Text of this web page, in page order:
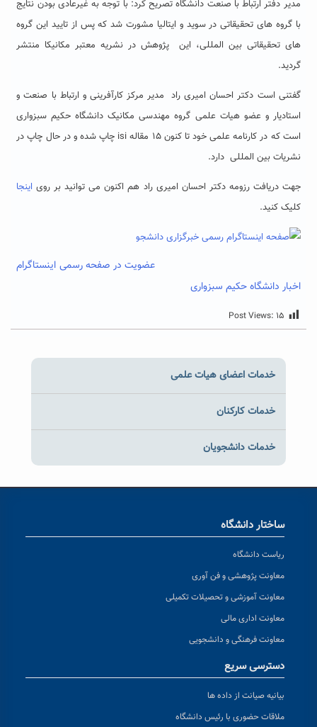
مدیر دفتر ارتباط با صنعت دانشگاه تصریح کرد: با توجه به غیرعادی بودن نتایج
با گروه های تحقیقاتی در سوید و ایتالیا مشورت شد که پس از تایید این گروه
های تحقیقاتی بین المللی، این پژوهش در نشریه معتبر مکانیکا منتشر
گردید.
گفتنی است دکتر احسان امیری راد مدیر مرکز کارآفرینی و ارتباط با صنعت و
استادیار و عضو هیات علمی گروه مهندسی مکانیک دانشگاه حکیم سبزواری
است که در کارنامه علمی خود تا کنون ١۵ مقاله isi چاپ شده و در حال چاپ در
نشریات بین المللی دارد.
جهت دریافت رزومه دکتر احسان امیری راد هم اکنون می توانید بر روی اینجا
کلیک کنید.
عضویت در صفحه رسمی اینستاگرام
اخبار دانشگاه حکیم سبزواری
Post Views: ۱۵
خدمات اعضای هیات علمی
خدمات کارکنان
خدمات دانشجویان
ساختار دانشگاه
ریاست دانشگاه
معاونت پژوهشی و فن آوری
معاونت آموزشی و تحصیلات تکمیلی
معاونت اداری مالی
معاونت فرهنگی و دانشجویی
دسترسی سریع
بیانیه صیانت از داده ها
ملاقات حضوری با رئیس دانشگاه